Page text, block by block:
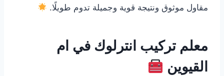
مقاول موثوق ونتيجة قوية وجميلة تدوم طويلًا.
معلم تركيب انترلوك في ام
القيوين